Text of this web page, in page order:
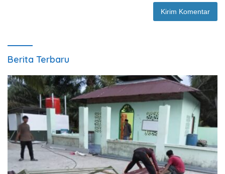
Berita Terbaru